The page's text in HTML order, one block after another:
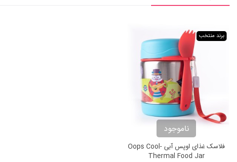
برند منتخب
ناموجود
فلاسک غذای اوپس آبی Oops Cool-
Thermal Food Jar